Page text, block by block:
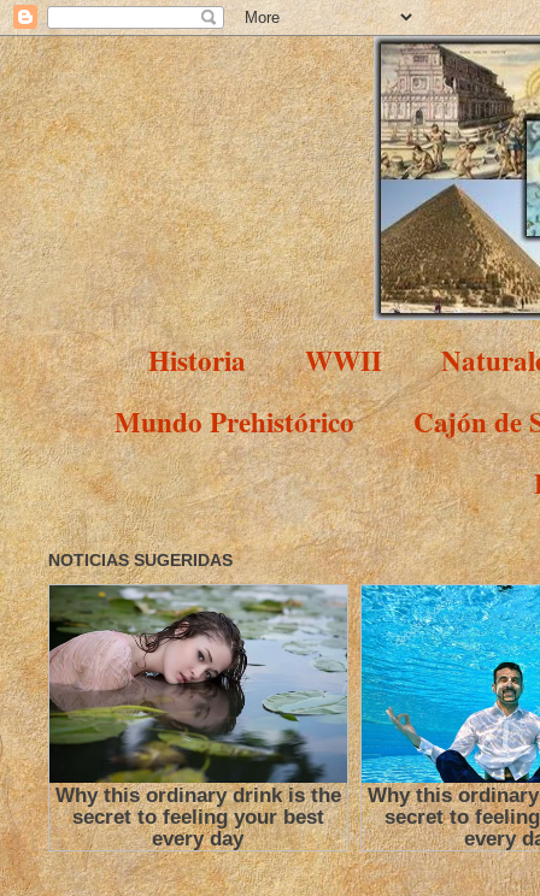
Historia WWII
Mundo Prehistórico
Cajón de